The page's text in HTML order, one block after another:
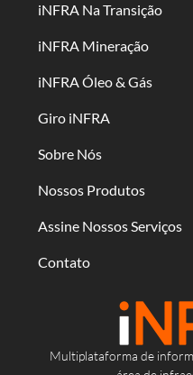
Multiplataforma de
iNFRA Na Transição
iNFRA Mineração
iNFRA Óleo & Gás
Giro iNFRA
Sobre Nós
Nossos Produtos
Assine Nossos Serviços
Contato